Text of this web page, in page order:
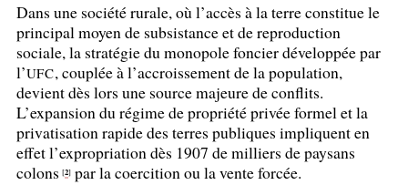
Dans une société rurale, où l’accès à la terre constitue le
principal moyen de subsistance et de reproduction
sociale, la stratégie du monopole foncier développée par
l’UFC, couplée à l’accroissement de la population,
devient dès lors une source majeure de conflits.
L’expansion du régime de propriété privée formel et la
privatisation rapide des terres publiques impliquent en
effet l’expropriation dès 1907 de milliers de paysans
colons [2]par la coercition ou la vente forcée.